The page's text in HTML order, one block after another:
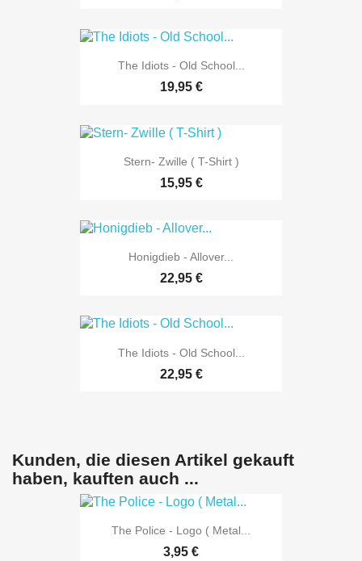
The Idiots - Old School...
19,95 €
Stern- Zwille ( T-Shirt )
15,95 €
Honigdieb - Allover...
22,95 €
The Idiots - Old School...
22,95 €
Kunden, die diesen Artikel gekauft
haben, kauften auch ...
The Police - Logo ( Metal...
3,95 €